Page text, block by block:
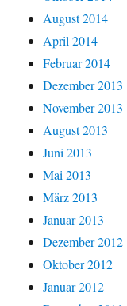
August 2014
April 2014
Februar 2014
Dezember 2013
November 2013
August 2013
Juni 2013
Mai 2013
März 2013
Januar 2013
Dezember 2012
Oktober 2012
Januar 2012